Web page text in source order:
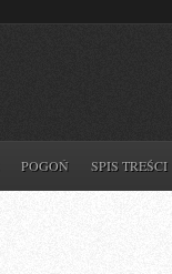
POGOŃ SPIS TREŚCI